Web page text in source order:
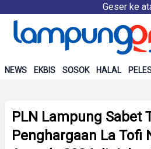
Geser ke
NEWS EKBIS SOSOK HALAL
PLN Lampung Sabet
Penghargaan La Tofi